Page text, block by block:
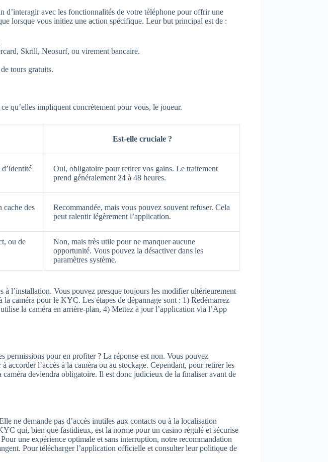
d’interagir avec les fonctionnalités de votre téléphone pour offrir une
lorsque vous initiez une action spécifique. Leur but principal est de :
Skrill, Neosurf, ou virement bancaire.
tours gratuits.
qu’elles impliquent concrètement pour vous, le joueur.
Est-elle cruciale ?
Oui, obligatoire pour retirer vos gains. Le traitement
prend généralement 24 à 48 heures.
cache des
Recommandée, mais vous pouvez souvent refuser. Cela
peut ralentir légèrement l’application.
ou de
Non, mais très utile pour ne manquer aucune
opportunité. Vous pouvez la désactiver dans les
paramètres système.
l’installation. Vous pouvez presque toujours les modifier ultérieurement
caméra pour le KYC. Les étapes de dépannage sont : 1) Redémarrez
la caméra en arrière-plan, 4) Mettez à jour l’application via l’App
permissions pour en profiter ? La réponse est non. Vous pouvez
accorder l’accès à la caméra ou au stockage. Cependant, pour retirer les
deviendra obligatoire. Il est donc judicieux de la finaliser avant de
ne demande pas d’accès inutiles aux contacts ou à la localisation
qui, bien que fastidieux, est la norme pour un casino régulé et sécurise
une expérience optimale et sans interruption, notre recommandation
Pour télécharger l’application officielle et consulter leur politique de